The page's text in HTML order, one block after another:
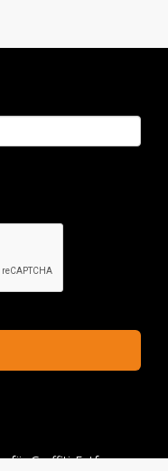
für Graffiti-Entfernung,